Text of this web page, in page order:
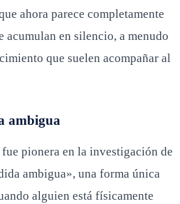
ahora parece completamente
acumulan en silencio, a menudo
que suelen acompañar al
ambigua
pionera en la investigación de
ambigua», una forma única
alguien está físicamente